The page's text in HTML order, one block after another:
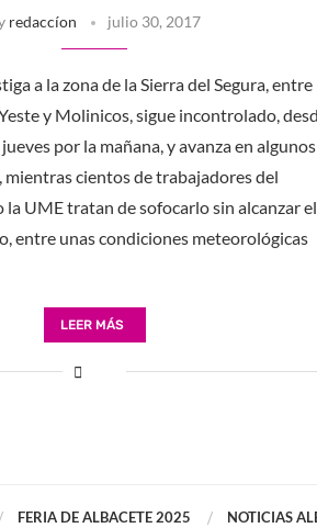
redaccíon julio 30, 2017
a la zona de la Sierra del Segura, entre
y Molinicos, sigue incontrolado,
por la mañana, y avanza en algunos
cientos de trabajadores del
la UME tratan de sofocarlo sin alcanzar el
entre unas condiciones meteorológicas
LEER MÁS
FERIA DE ALBACETE 2025 NOTICIAS